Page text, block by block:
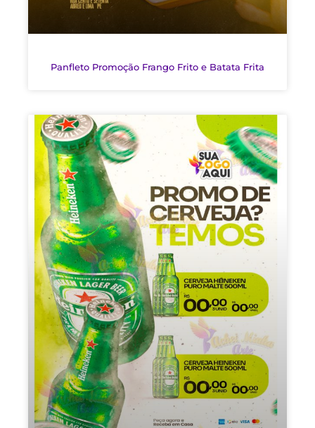
Panfleto Promoção Frango Frito e Batata Frita